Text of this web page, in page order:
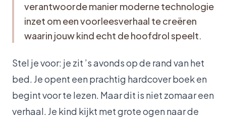
verantwoorde manier moderne technologie
inzet om een voorleesverhaal te creëren
waarin jouw kind echt de hoofdrol speelt.
Stel je voor: je zit ’s avonds op de rand van het
bed. Je opent een prachtig hardcover boek en
begint voor te lezen. Maar dit is niet zomaar een
verhaal. Je kind kijkt met grote ogen naar de